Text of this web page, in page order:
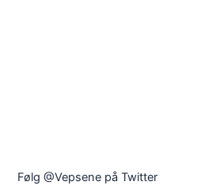
Følg @Vepsene på Twitter